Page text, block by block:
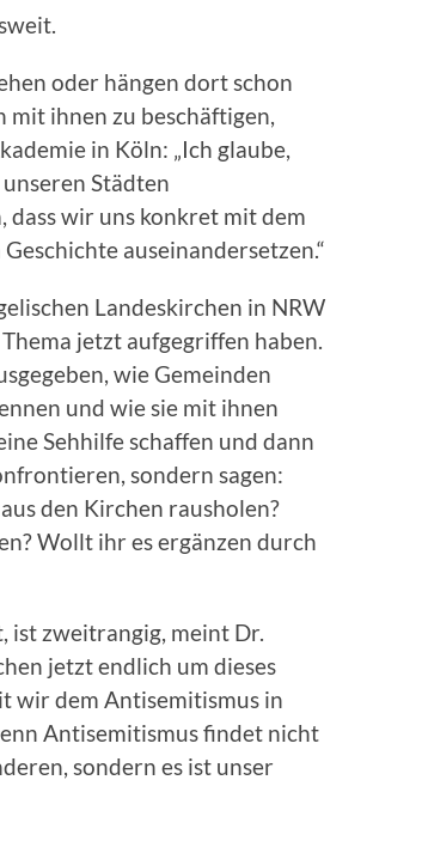
oder hängen dort schon
mit ihnen zu beschäftigen,
in Köln: „Ich glaube,
Städten
dass wir uns konkret mit dem
auseinandersetzen.“
Landeskirchen in NRW
jetzt aufgegriffen haben.
wie Gemeinden
und wie sie mit ihnen
Sehhilfe schaffen und dann
sondern sagen:
den Kirchen rausholen?
Wollt ihr es ergänzen durch
ist zweitrangig, meint Dr.
jetzt endlich um dieses
wir dem Antisemitismus in
Antisemitismus findet nicht
sondern es ist unser